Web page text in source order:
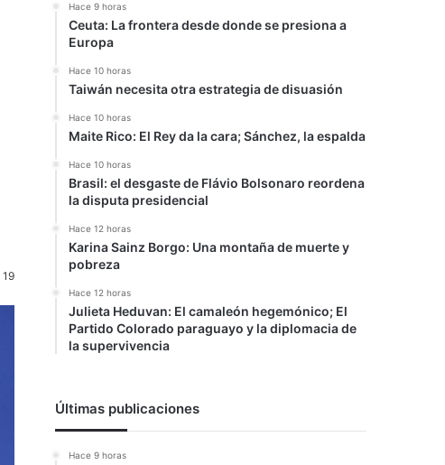
19
Hace 9 horas
Ceuta: La frontera desde donde se presiona a
Europa
Hace 10 horas
Taiwán necesita otra estrategia de disuasión
Hace 10 horas
Maite Rico: El Rey da la cara; Sánchez, la espalda
Hace 10 horas
Brasil: el desgaste de Flávio Bolsonaro reordena
la disputa presidencial
Hace 12 horas
Karina Sainz Borgo: Una montaña de muerte y
pobreza
Hace 12 horas
Julieta Heduvan: El camaleón hegemónico; El
Partido Colorado paraguayo y la diplomacia de
la supervivencia
Últimas publicaciones
Hace 9 horas